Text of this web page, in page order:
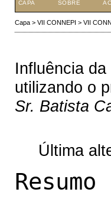
CAPA SOBRE
Capa> VII CONNEPI > VII
Influência
utilizando o
Sr. Batista
Última
Resumo